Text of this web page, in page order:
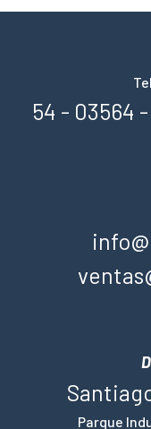
54 - 03564
Parque